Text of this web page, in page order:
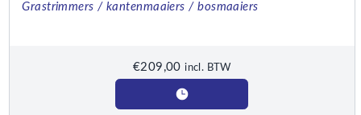
Grastrimmers / kantenmaaiers / bosmaaiers
€209,00 incl. BTW